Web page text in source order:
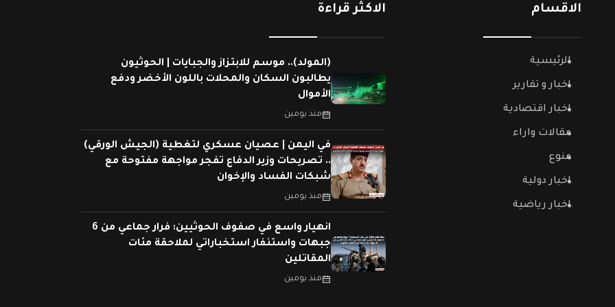
الاقسام
الرئيسية
اخبار و تقارير
اخبار اقتصادية
مقالات واراء
منوع
اخبار دولية
اخبار رياضية
الاكثر قراءة
(المولد).. موسم للابتزاز والجبايات | الحوثيون
يطالبون السكان والمحلات باللون الأخضر ودفع
الأموال
منذ يومين
في اليمن | عصيان عسكري لتغطية (الجيش الورقي)
.. تصريحات وزير الدفاع تفجر مواجهة مفتوحة مع
شبكات الفساد والإخوان
منذ يومين
انهيار واسع في صفوف الحوثيين: فرار جماعي من 6
جبهات واستنفار استخباراتي لملاحقة مئات
المقاتلين
منذ يومين